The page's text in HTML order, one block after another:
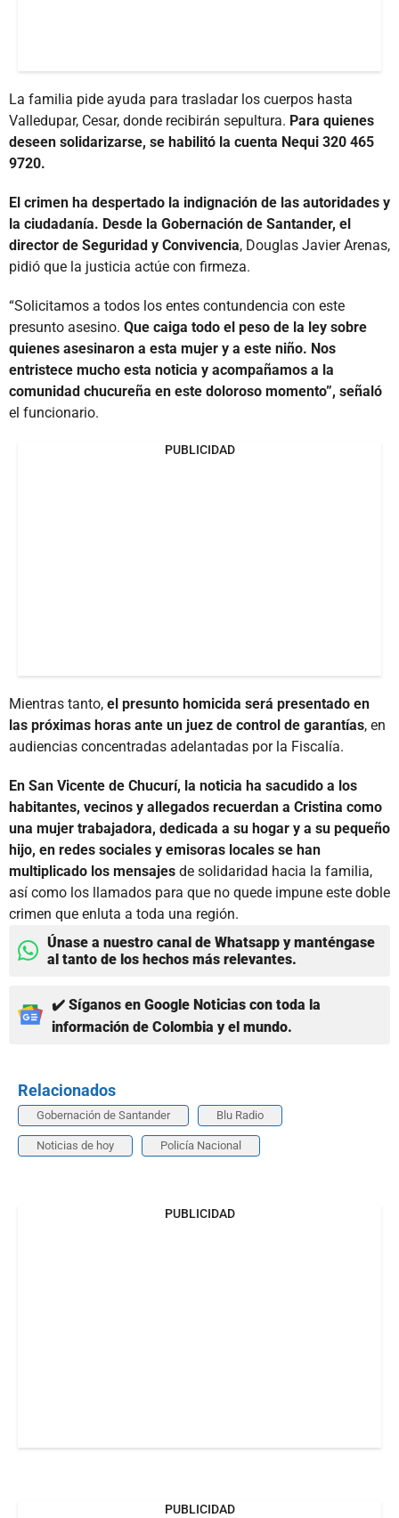
La familia pide ayuda para trasladar los cuerpos hasta
Valledupar, Cesar, donde recibirán sepultura. Para quienes
deseen solidarizarse, se habilitó la cuenta Nequi 320 465
9720.
El crimen ha despertado la indignación de las autoridades y
la ciudadanía. Desde la Gobernación de Santander, el
director de Seguridad y Convivencia, Douglas Javier Arenas,
pidió que la justicia actúe con firmeza.
“Solicitamos a todos los entes contundencia con este
presunto asesino. Que caiga todo el peso de la ley sobre
quienes asesinaron a esta mujer y a este niño. Nos
entristece mucho esta noticia y acompañamos a la
comunidad chucureña en este doloroso momento”, señaló
el funcionario.
PUBLICIDAD
Mientras tanto, el presunto homicida será presentado en
las próximas horas ante un juez de control de garantías, en
audiencias concentradas adelantadas por la Fiscalía.
En San Vicente de Chucurí, la noticia ha sacudido a los
habitantes, vecinos y allegados recuerdan a Cristina como
una mujer trabajadora, dedicada a su hogar y a su pequeño
hijo, en redes sociales y emisoras locales se han
multiplicado los mensajes de solidaridad hacia la familia,
así como los llamados para que no quede impune este doble
crimen que enluta a toda una región.
Únase a nuestro canal de Whatsapp y manténgase
al tanto de los hechos más relevantes.
✔️ Síganos en Google Noticias con toda la
información de Colombia y el mundo.
Relacionados
Gobernación de Santander Blu Radio
Noticias de hoy Policía Nacional
PUBLICIDAD
PUBLICIDAD